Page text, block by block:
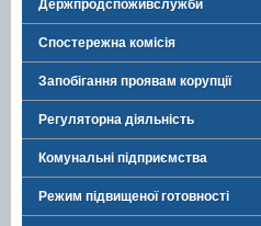
Держпродспоживслужби
Спостережна комісія
Запобігання проявам корупції
Регуляторна діяльність
Комунальні підприємства
Режим підвищеної готовності